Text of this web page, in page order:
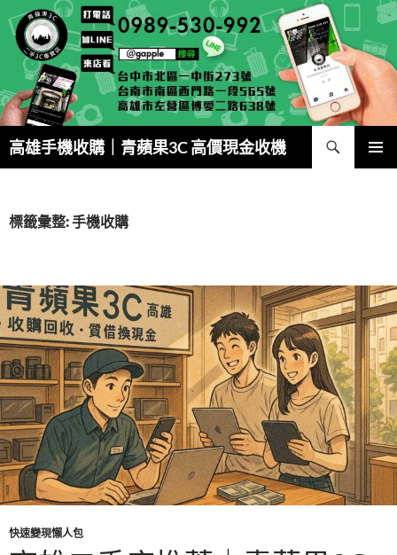
至
內
容
高雄手機收購｜青蘋果3C 高價現金收機
搜
尋
標籤彙整: 手機收購
快速變現懶人包